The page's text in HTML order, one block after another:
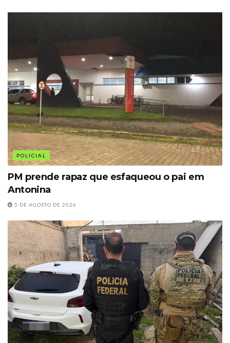
POLICIAL
PM prende rapaz que esfaqueou o pai em
Antonina
5 DE AGOSTO DE 2026